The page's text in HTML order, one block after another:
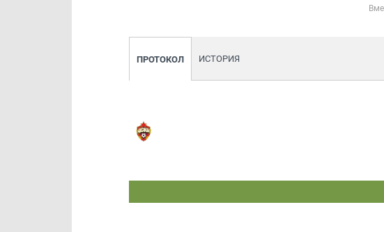
ПРОТОКОЛ ИСТОРИЯ